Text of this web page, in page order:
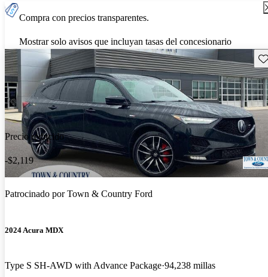
Compra con precios transparentes.
Mostrar solo avisos que incluyan tasas del concesionario
Precio reducido
-$2,119
Patrocinado porTown & Country Ford
2024 Acura MDX
Type S SH-AWD with Advance Package 94,238 millas